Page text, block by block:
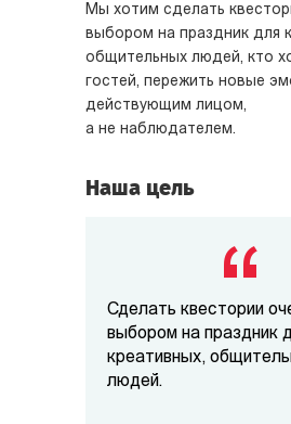
Мы хотим сделать
выбором на праздник для
общительных людей, кто
гостей, пережить новые
действующим лицом,
а не наблюдателем.
Наша цель
Сделать квестории
выбором на праздник
креативных,
людей.